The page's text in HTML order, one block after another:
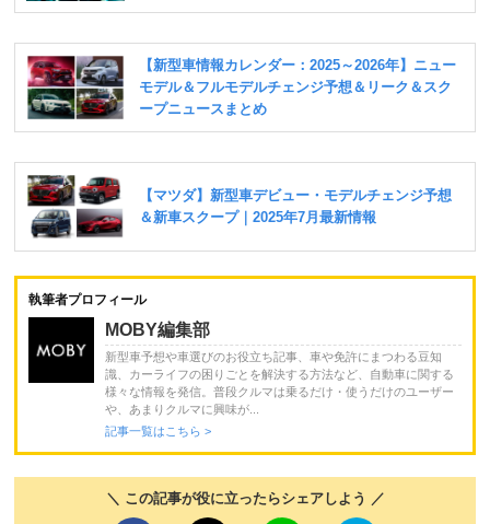
執筆者プロフィール
MOBY編集部
新型車予想や車選びのお役立ち記事、車や免許にまつわる豆知
識、カーライフの困りごとを解決する方法など、自動車に関する
様々な情報を発信。普段クルマは乗るだけ・使うだけのユーザー
や、あまりクルマに興味が...
記事一覧はこちら >
＼ この記事が役に立ったらシェアしよう ／